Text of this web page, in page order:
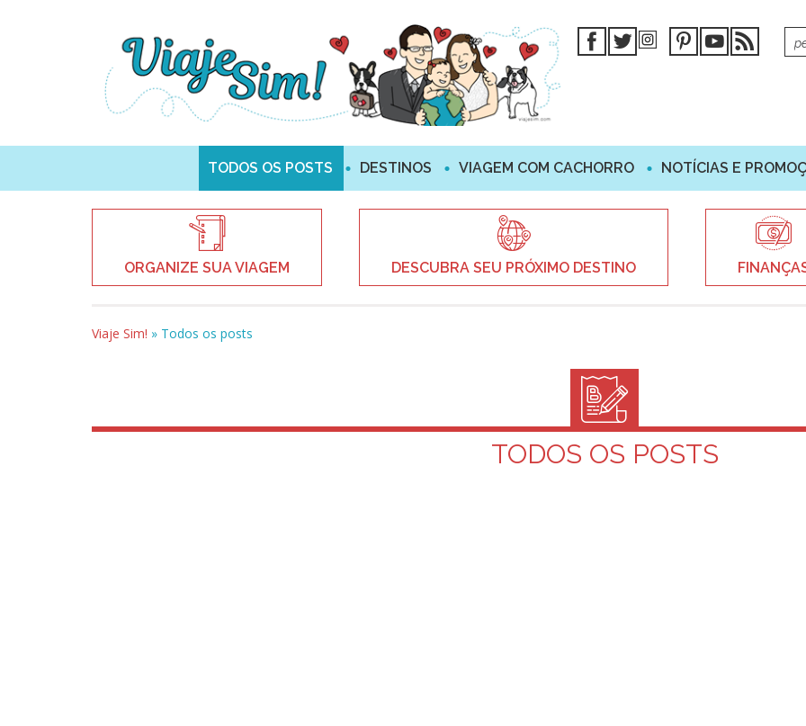
TODOS OS POSTS DESTINOS VIAGEM COM CACHORRO NOTÍCIAS E
ORGANIZE SUA VIAGEM DESCUBRA SEU PRÓXIMO DESTINO
Viaje Sim! » Todos os posts
TODOS OS POSTS